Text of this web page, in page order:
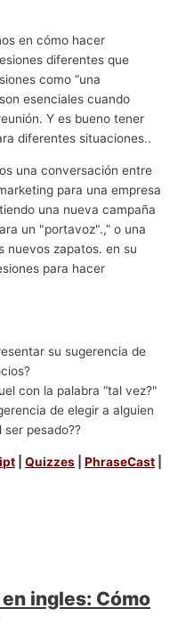
en cómo hacer
diferentes que
como “una
esenciales cuando
Y es bueno tener
diferentes situaciones..
una conversación entre
para una empresa
una nueva campaña
un "portavoz".,” o una
nuevos zapatos. en su
para hacer
su sugerencia de
con la palabra “tal vez?"
de elegir a alguien
pesado??
|Quizzes |PhraseCast
ingles: Cómo